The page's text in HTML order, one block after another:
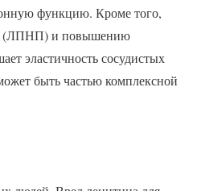
функцию. Кроме того,
(ЛПНП) и повышению
эластичность сосудистых
быть частью комплексной